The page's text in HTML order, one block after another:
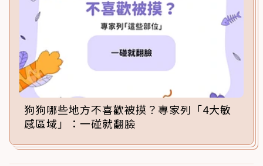
狗狗哪些地方不喜歡被摸？專家列「4大敏
感區域」：一碰就翻臉